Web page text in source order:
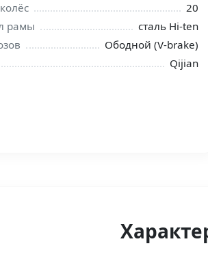
20
рамы
сталь Hi-ten
Ободной (V-brake)
Qijian